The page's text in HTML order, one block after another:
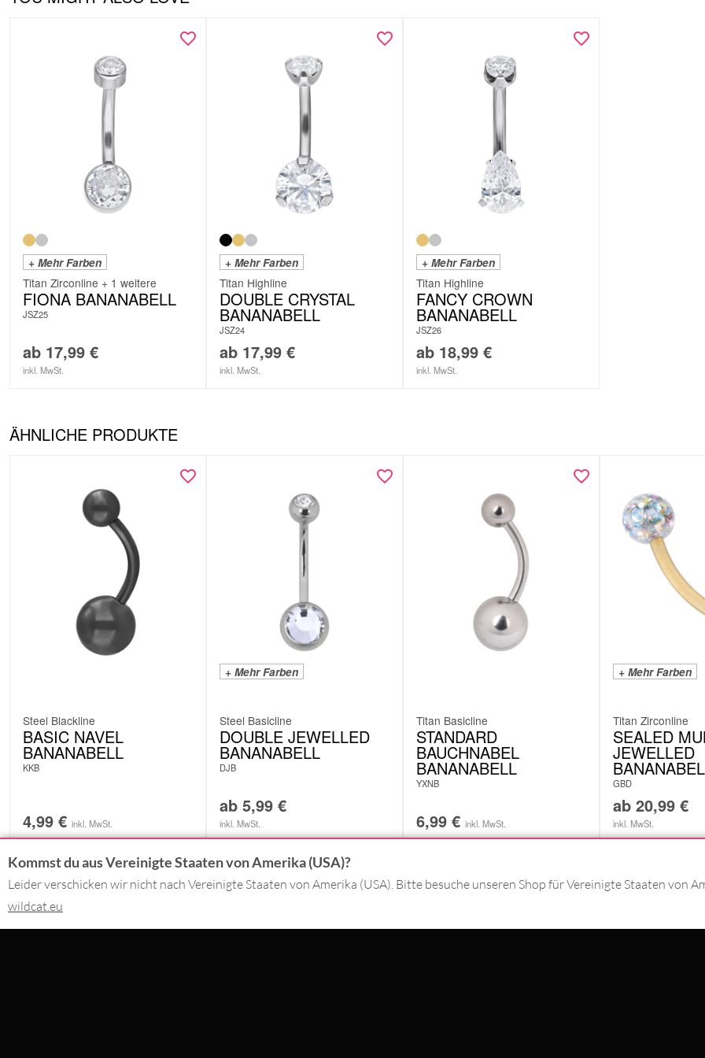
+ Mehr Farben
Titan Zirconline + 1 weitere
FIONA BANANABELL
JSZ25
ab 17,99 €
inkl. MwSt.
+ Mehr Farben
Titan Highline
DOUBLE CRYSTAL
BANANABELL
JSZ24
ab 17,99 €
inkl. MwSt.
+ Mehr Farben
Titan Highline
FANCY CROWN
BANANABELL
JSZ26
ab 18,99 €
inkl. MwSt.
ÄHNLICHE PRODUKTE
Steel Blackline
BASIC NAVEL
BANANABELL
KKB
4,99 € inkl. MwSt.
+ Mehr Farben
Steel Basicline
DOUBLE JEWELLED
BANANABELL
DJB
ab 5,99 €
inkl. MwSt.
Titan Basicline
STANDARD
BAUCHNABEL
BANANABELL
YXNB
6,99 € inkl. MwSt.
+ Mehr Farben
Titan Zirconline
SEALED
JEWELLED
GBD
ab 20,99 €
inkl. MwSt.
KONTAKT
ÜBER UNS
Kommst du aus Vereinigte Staaten von Amerika (USA)?
Leider verschicken wir nicht nach Vereinigte Staaten von Amerika (USA). Bitte besuche unseren Shop für Vereinigte Staaten von
wildcat.eu